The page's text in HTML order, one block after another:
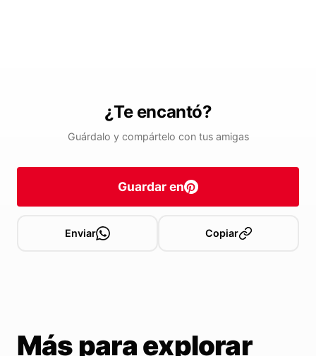
¿Te encantó?
Guárdalo y compártelo con tus amigas
Guardar en
Enviar Copiar
Más para explorar